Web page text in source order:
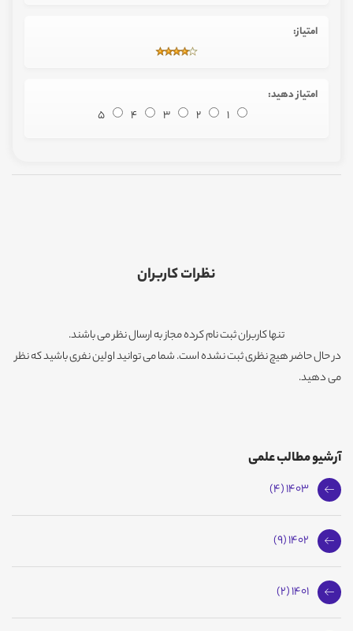
امتیاز:
امتیاز دهید:
1
2
3
4
5
نظرات کاربران
تنها کاربران ثبت نام کرده مجاز به ارسال نظر می باشند.
در حال حاضر هیچ نظری ثبت نشده است. شما می توانید اولین نفری باشید که نظر
می دهید.
آرشیو مطالب علمی
1403 (4)
1402 (9)
1401 (2)